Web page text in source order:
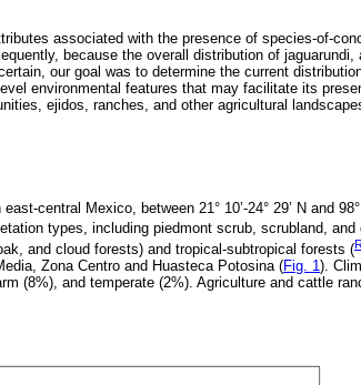
associated with the presence of species-of-
because the overall distribution of jaguarundi,
our goal was to determine the current
environmental features that may facilitate its
ejidos, ranches, and other agricultural
central Mexico, between 21° 10’-24° 29’ N and 98°
types, including piedmont scrub, scrubland, and
and cloud forests) and tropical-subtropical forests (
Zona Centro and Huasteca Potosina (Fig. 1).
(8%), and temperate (2%). Agriculture and cattle